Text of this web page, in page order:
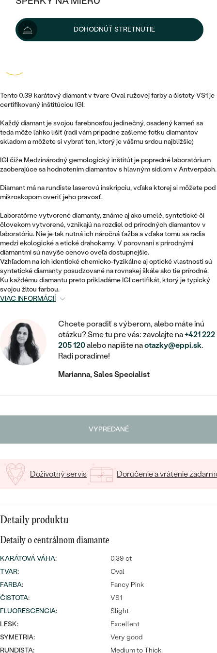
KOMBINOVANÉ ZLATO
PODĽA ŠTÝLU
ETERNITY
VYKROJENÉ
NETRADIČNÉ
TEPANÉ
RUČNE RYTÉ
S VÝPLŇOU
SVADOBNÉ SETY
PODĽA CENY
CENOVO DOSTUPNÉ
LUXUSNÉ
Najpredávanejšie
svadobné
obrúčky
PREZRIEŤ
POSTRANNÉ DRAHOKAMY
HALO
SET ZÁSNUBNÉHO PRSTEŇA A
OBRÚČOK
NETRADIČNÉ
ZAČAŤ S PRSTEŇOM
ZAČAŤ S DIAMANTOM
ZAČAŤ S LABGROWN DIAMANTOM
ZAČAŤ S FAREBNÝM DIAMANTOM
PODĽA DRAHOKAMU
DIAMANT
LAB GROWN DIAMANT
MOISSANIT
ČIERNY DIAMANT
PLATINA
STRIEBRO
VÝPREDAJ
ŠPERKY ČO POMÁHAJÚ
PODĽA TYPU
NÁUŠNICE
PRÍVESKY
NÁRAMKY
SETY
PÁNSKE ŠPERKY
DETSKÉ ŠPERKY
BROŠNE
DOPLNKY
ZLATÉ
STRIEBORNÉ
PLATINOVÉ
S LAB GROWN DIAMANTMI
PERSONALIZOVANÉ
SYMBOLICKÉ
MINIMALISTICKÉ
PODĽA PRÍLEŽITOSTI
PODĽA FARBY
PLATINOVÉ
KRUHOVÉ
MINIMALISTICKÉ
VISIACE
V TVARE SRDCA
DETSKÉ
PIERCING
PODĽA DRAHOKAMU
S DIAMANTMI
S DRAHOKAMAMI
S PERLAMI
PODĽA CENY
CENOVO DOSTUPNÉ
ZLATÉ
STRIEBORNÉ
PODĽA ŠTÝLU
NARODENIE DIEŤAŤA
PERSONALIZOVANÉ
SO ZNAMENÍM ZVEROKRUHU
MINIMALISTICKÉ
MEDAILÓNY
RETIAZKY
V TVARE SRDCA
SO ZVIERATAMI
PODĽA DRAHOKAMU
S DIAMANTMI
S DRAHOKAMAMI
LUXUSNÉ
VÝPREDAJ
ZLATÉ
STRIEBORNÉ
PLATINOVÉ
ETERNITY
MINIMALISTICKÉ
STATEMENT
PEČATNÉ
PERSONALIZOVANÉ
PODĽA DRAHOKAMU
S DRAHOKAMAMI
S PERLAMI
PODĽA CENY
CENOVO DOSTUPNÉ
DOHODNÚŤ STRETNUTIE
380 €
Možnosti doručenia
Tento 0.39 karátový diamant v tvare Oval ružovej farby a čistoty VS1 je
certifikovaný inštitúciou IGI.
Každý diamant je svojou farebnosťou jedinečný, osadený kameň sa
teda môže ľahko líšiť (radi vám prípadne zašleme fotku diamantov
skladom a môžete si vybrať ten, ktorý je vášmu srdcu najbližšie)
IGI čiže Medzinárodný gemologický inštitút je popredné laboratórium
zaoberajúce sa hodnotením diamantov s hlavným sídlom v Antverpách.
Diamant má na rundiste laserovú inskripciu, vďaka ktorej si môžete pod
mikroskopom overiť jeho pravosť.
Laboratórne vytvorené diamanty, známe aj ako umelé, syntetické či
človekom vytvorené, vznikajú na rozdiel od prírodných diamantov v
laboratóriu. Nie je tak nutná ich náročná ťažba a vďaka tomu sa radia
medzi ekologické a etické drahokamy. V porovnaní s prírodnými
diamantmi sú navyše cenovo oveľa dostupnejšie.
Vzhľadom na ich identické chemicko-fyzikálne aj optické vlastnosti sú
syntetické diamanty posudzované na rovnakej škále ako tie prírodné.
Ku každému diamantu preto prikladáme IGI certifikát, ktorý je typický
svojou žltou farbou.
VIAC INFORMÁCIÍ
Chcete poradiť s výberom, alebo máte inú
otázku? Sme tu pre vás: zavolajte na+421 222
205 120alebo napíšte naotazky@eppi.sk.
Radi poradíme!
Marianna, Sales Specialist
VYPREDANÉ
Doživotný servis Doručenie a vrátenie
Detaily produktu
Detaily o centrálnom diamante
KARÁTOVÁ VÁHA:
0.39 ct
TVAR:
Oval
FARBA:
Fancy Pink
ČISTOTA:
VS1
FLUORESCENCIA:
Slight
LESK:
Excellent
SYMETRIA:
Very good
RUNDISTA:
Medium to Thick